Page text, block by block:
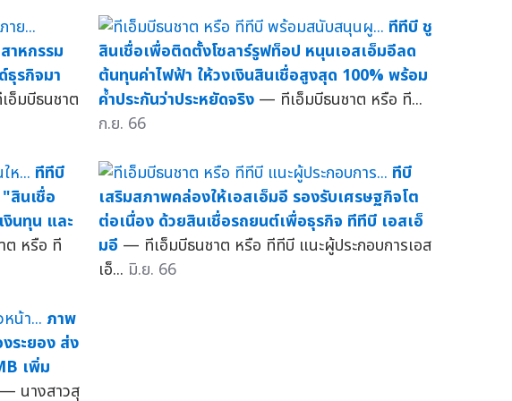
าหกรรม
ธุรกิจมา
มบีธนชาต
ทีทีบี ชู
สินเชื่อเพื่อติดตั้งโซลาร์รูฟท็อป หนุนเอสเอ็มอีลด
ต้นทุนค่าไฟฟ้า ให้วงเงินสินเชื่อสูงสุด 100% พร้อม
ค้ำประกันว่าประหยัดจริง — ทีเอ็มบีธนชาต หรือ ที...
ก.ย. 66
ทีทีบี
สินเชื่อ
นทุน และ
ต หรือ ที
ทีบี
เสริมสภาพคล่องให้เอสเอ็มอี รองรับเศรษฐกิจโต
ต่อเนื่อง ด้วยสินเชื่อรถยนต์เพื่อธุรกิจ ทีทีบี เอสเอ็
มอี — ทีเอ็มบีธนชาต หรือ ทีทีบี แนะผู้ประกอบการเอส
เอ็... มิ.ย. 66
ภาพ
ระยอง ส่ง
เพิ่ม
— นางสาวสุ